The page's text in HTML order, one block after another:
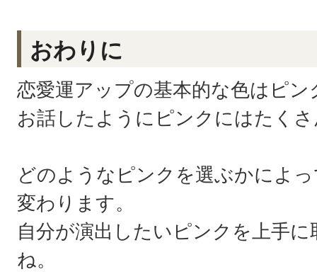
おわりに
恋愛運アップの基本的な色はピ
お話したようにピンクにはたく
どのようなピンクを選ぶかによ
変わります。
自分が演出したいピンクを上手
ね。